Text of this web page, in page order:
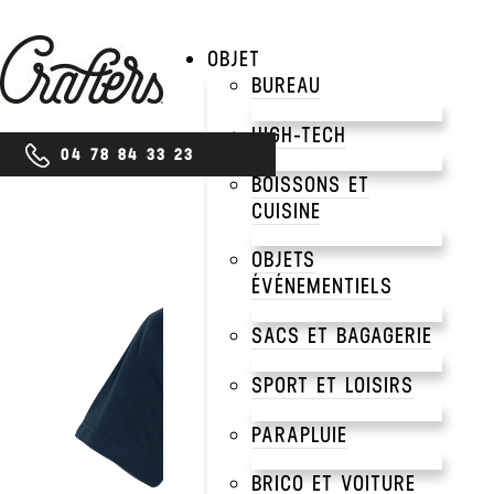
04 78 84 33 23
OBJET
BUREAU
HIGH-TECH
BOISSONS ET
CUISINE
OBJETS
ÉVÉNEMENTIELS
SACS ET BAGAGERIE
SPORT ET LOISIRS
PARAPLUIE
BRICO ET VOITURE